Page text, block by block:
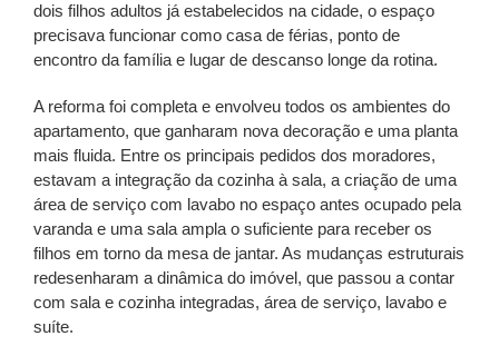
dois filhos adultos já estabelecidos na cidade, o espaço
precisava funcionar como casa de férias, ponto de
encontro da família e lugar de descanso longe da rotina.
A reforma foi completa e envolveu todos os ambientes do
apartamento, que ganharam nova decoração e uma planta
mais fluida. Entre os principais pedidos dos moradores,
estavam a integração da cozinha à sala, a criação de uma
área de serviço com lavabo no espaço antes ocupado pela
varanda e uma sala ampla o suficiente para receber os
filhos em torno da mesa de jantar. As mudanças estruturais
redesenharam a dinâmica do imóvel, que passou a contar
com sala e cozinha integradas, área de serviço, lavabo e
suíte.